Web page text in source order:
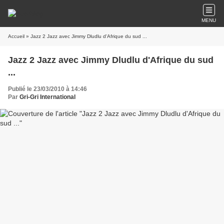
MENU
Accueil » Jazz 2 Jazz avec Jimmy Dludlu d'Afrique du sud ...
Jazz 2 Jazz avec Jimmy Dludlu d'Afrique du sud
...
Publié le 23/03/2010 à 14:46
Par Gri-Gri International